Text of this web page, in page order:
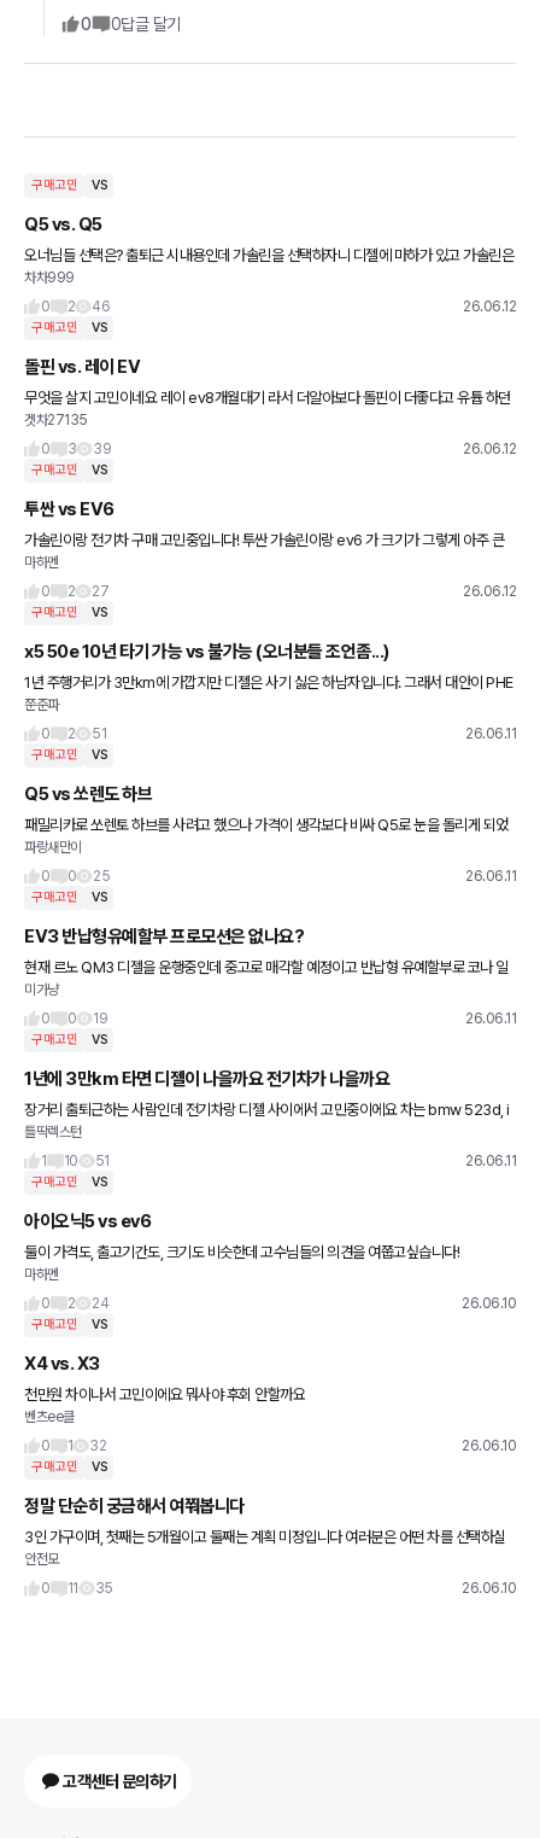
0 0답글 달기
구매고민 VS
Q5 vs. Q5
오너님들 선택은? 출퇴근 시내용인데 가솔린을 선택하자니 디젤에 마하가 있고 가솔린은
고급유를 넣어야하는 불편함도 있고 ㅜㅜ
차차999
0
2 46 26.06.12
구매고민 VS
돌핀 vs. 레이 EV
무엇을 살지 고민이네요 레이 ev8개월대기 라서 더알아보다 돌핀이 더좋다고 유튭 하던
데 광고인지 실제인지
겟차27135
0
3 39 26.06.12
구매고민 VS
투싼 vs EV6
가솔린이랑 전기차 구매 고민중입니다! 투싼 가솔린이랑 ev6 가 크기가 그렇게 아주 큰
차이는 안나더라구요. 2인이서 주로 탈 예정인데 고수님들의 의견 부탁드립니다 :)
마하멘
0
2 27 26.06.12
구매고민 VS
x5 50e 10년 타기 가능 vs 불가능 (오너분들 조언좀...)
1년 주행거리가 3만km에 가깝지만 디젤은 사기 싫은 하남자입니다. 그래서 대안이 PHE
V밖에 없네요 40i, 50e 전부 시승은 했고 50e가 더 마음에 들어서 50e로 구매하려고
하는데 딜
쭌준파
0
2 51 26.06.11
구매고민 VS
Q5 vs 쏘렌도 하브
패밀리카로 쏘렌토 하브를 사려고 했으나 가격이 생각보다 비싸 Q5로 눈을 돌리게 되었
습니당. 할인 받으니까 쏘렌토 하브에서 조금 더 주면 사더라구용 q5 40tfsi 콰트로 어드
밴스드로 구매하려고
파랑새만이
0
0 25 26.06.11
구매고민 VS
EV3 반납형유예할부 프로모션은 없나요?
현재 르노 QM3 디젤을 운행중인데 중고로 매각할 예정이고 반납형 유예할부로 코나 일
렉트릭을 계약했는데 EV3도 괜찮을 것 같아서 고민중입니다. 대전시 전기차보조금이 7
월초~ 정도에 예산이 나올 것
미가냥
0
0 19 26.06.11
구매고민 VS
1년에 3만km 타면 디젤이 나을까요 전기차가 나을까요
장거리 출퇴근하는 사람인데 전기차랑 디젤 사이에서 고민중이에요 차는 bmw 523d, i
5 40으로 보고있습니다 둘다 장단점이 명확해서 선택이 힘드네요 ㅎㅎ.. 523d - 검증된
B47 엔
틀딱렉스턴
1
10 51 26.06.11
구매고민 VS
아이오닉5 vs ev6
둘이 가격도, 출고기간도, 크기도 비슷한데 고수님들의 의견을 여쭙고싶습니다!
마하멘
0
2 24 26.06.10
구매고민 VS
X4 vs. X3
천만원 차이나서 고민이에요 뭐사야 후회 안할까요
벤츠ee클
0
1 32 26.06.10
구매고민 VS
정말 단순히 궁금해서 여쭤봅니다
3인 가구이며, 첫째는 5개월이고 둘째는 계획 미정입니다 여러분은 어떤 차를 선택하실
건가요?
안전모
0
11 35 26.06.10
고객센터 문의하기